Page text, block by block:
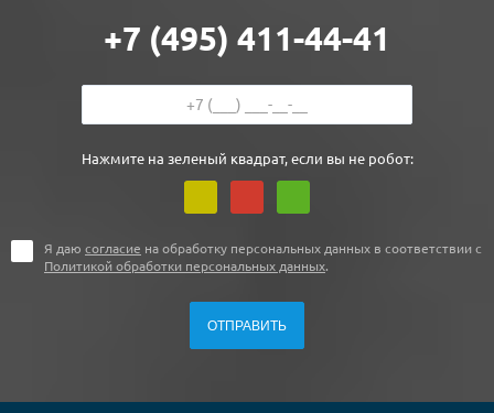
+7 (495) 411-44-41
Нажмите на зеленый квадрат, если вы не робот:
Я даю согласие на обработку персональных данных в соответствии с
Политикой обработки персональных данных.